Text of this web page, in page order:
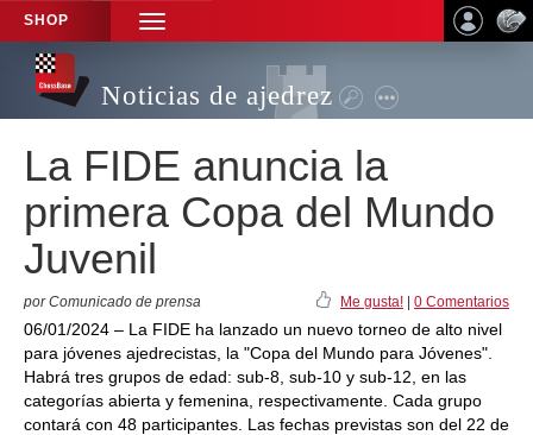
SHOP
TOGGLE
NAVIGATION
Noticias de ajedrez
La FIDE anuncia la
primera Copa del Mundo
Juvenil
por Comunicado de prensa Me gusta! 0 Comentarios
06/01/2024 – La FIDE ha lanzado un nuevo torneo de alto nivel
para jóvenes ajedrecistas, la "Copa del Mundo para Jóvenes".
Habrá tres grupos de edad: sub-8, sub-10 y sub-12, en las
categorías abierta y femenina, respectivamente. Cada grupo
contará con 48 participantes. Las fechas previstas son del 22 de